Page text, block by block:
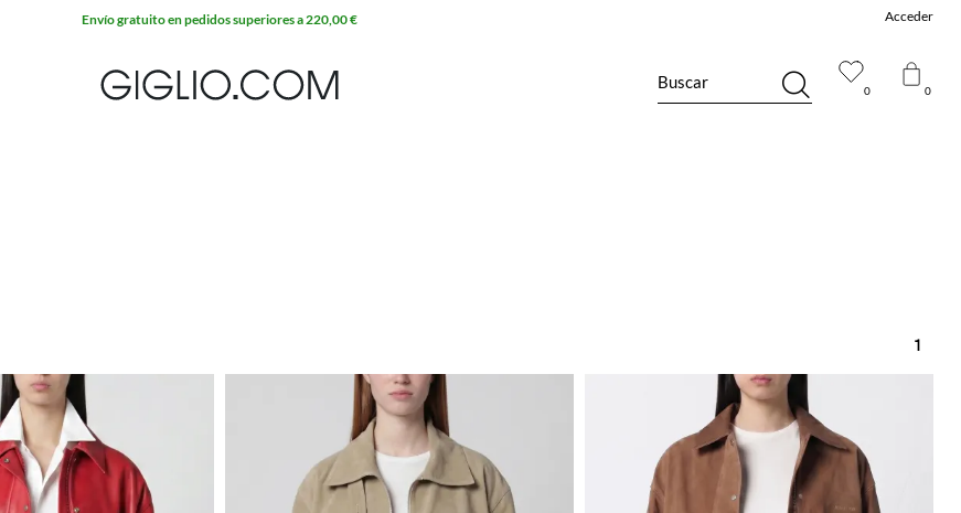
1
0 0
Buscar
Acceder
Envío gratuito en pedidos superiores a 220,00 €